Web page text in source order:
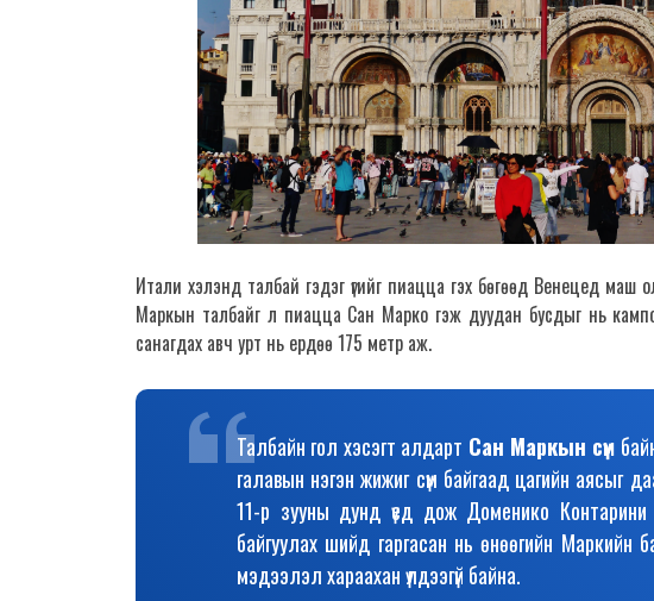
Итали хэлэнд талбай гэдэг үгийг пиацца гэх бөгөөд Венецед маш
Маркын талбайг л пиацца Сан Марко гэж дуудан бусдыг нь
санагдах авч урт нь ердөө 175 метр аж.
Талбайн гол хэсэгт алдарт Сан Маркын сүм
галавын нэгэн жижиг сүм байгаад цагийн аясыг
11-р зууны дунд үед дож Доменико Контарини
байгуулах шийд гаргасан нь өнөөгийн Маркийн
мэдээлэл хараахан үлдээгүй байна.